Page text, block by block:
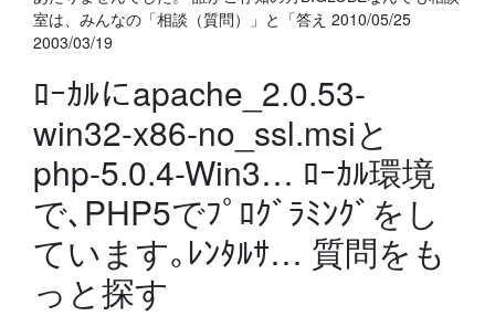
室は、みんなの「相談（質問）」と「答え 2010/05/25
2003/03/19
ﾛｰｶﾙにapache_2.0.53-
win32-x86-no_ssl.msiと
php-5.0.4-Win3… ﾛｰｶﾙ環境
で､PHP5でﾌﾟﾛｸﾞﾗﾐﾝｸﾞをし
ています｡ﾚﾝﾀﾙｻ… 質問をも
っと探す